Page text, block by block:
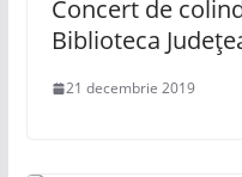
Concert de
Biblioteca
21 decembrie 2019